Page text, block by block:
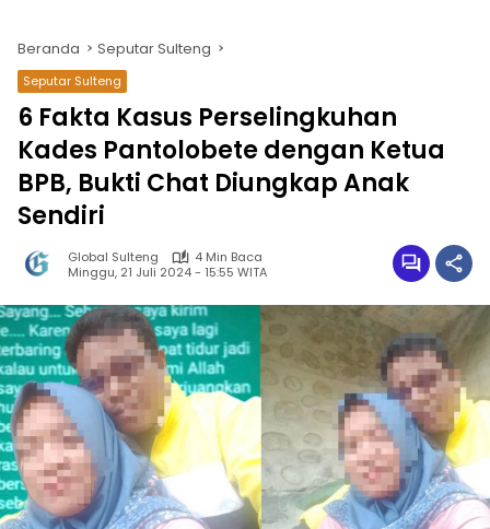
Beranda Seputar Sulteng
Seputar Sulteng
6 Fakta Kasus Perselingkuhan
Kades Pantolobete dengan Ketua
BPB, Bukti Chat Diungkap Anak
Sendiri
Global Sulteng
4 Min Baca
Minggu, 21 Juli 2024 - 15:55 WITA